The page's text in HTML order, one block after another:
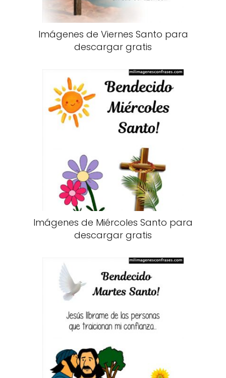
Imágenes de Viernes Santo para
descargar gratis
Imágenes de Miércoles Santo para
descargar gratis